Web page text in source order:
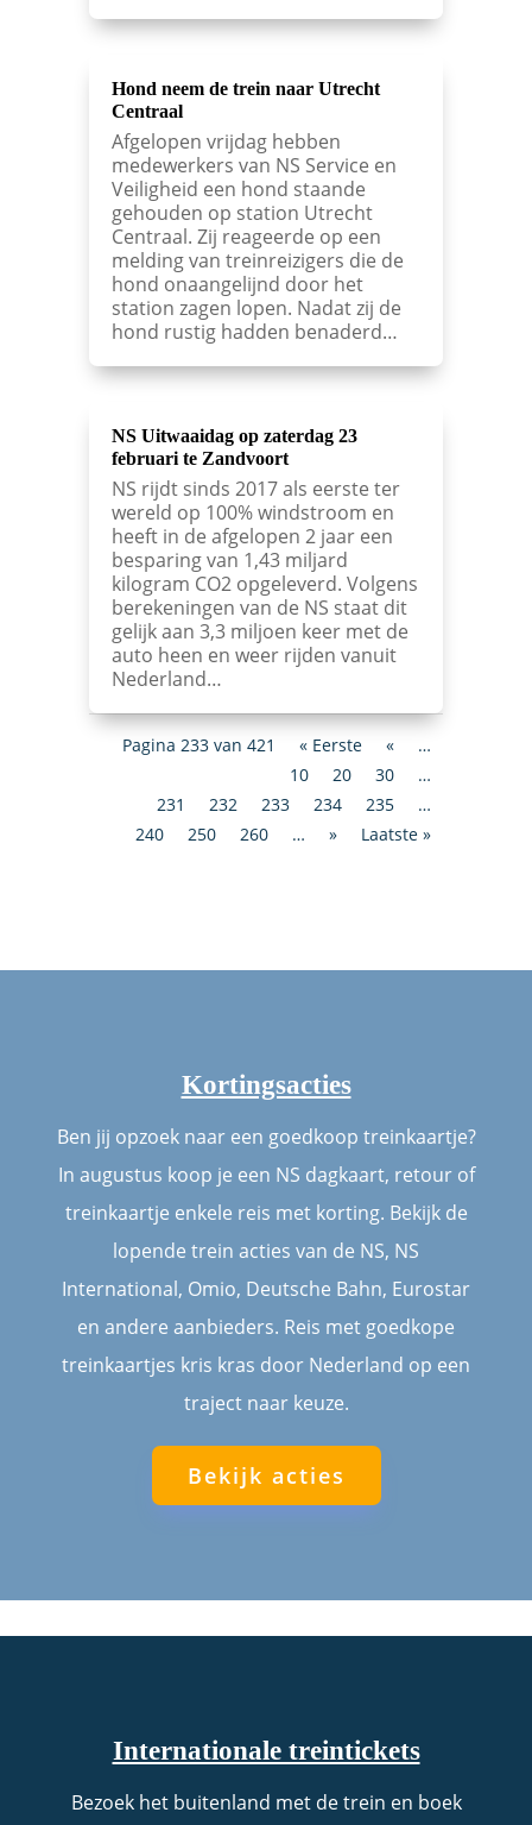
Hond neem de trein naar Utrecht
Centraal
Afgelopen vrijdag hebben
medewerkers van NS Service en
Veiligheid een hond staande
gehouden op station Utrecht
Centraal. Zij reageerde op een
melding van treinreizigers die de
hond onaangelijnd door het
station zagen lopen. Nadat zij de
hond rustig hadden benaderd…
NS Uitwaaidag op zaterdag 23
februari te Zandvoort
NS rijdt sinds 2017 als eerste ter
wereld op 100% windstroom en
heeft in de afgelopen 2 jaar een
besparing van 1,43 miljard
kilogram CO2 opgeleverd. Volgens
berekeningen van de NS staat dit
gelijk aan 3,3 miljoen keer met de
auto heen en weer rijden vanuit
Nederland…
Pagina 233 van 421 « Eerste «
…
10
20 30
…
231
232 233 234 235
…
240
250 260 … » Laatste »
Kortingsacties
Ben jij opzoek naar een goedkoop treinkaartje?
In augustus koop je een NS dagkaart, retour of
treinkaartje enkele reis met korting. Bekijk de
lopende trein acties van de NS, NS
International, Omio, Deutsche Bahn, Eurostar
en andere aanbieders. Reis met goedkope
treinkaartjes kris kras door Nederland op een
traject naar keuze.
Bekijk acties
Internationale treintickets
Bezoek het buitenland met de trein en boek